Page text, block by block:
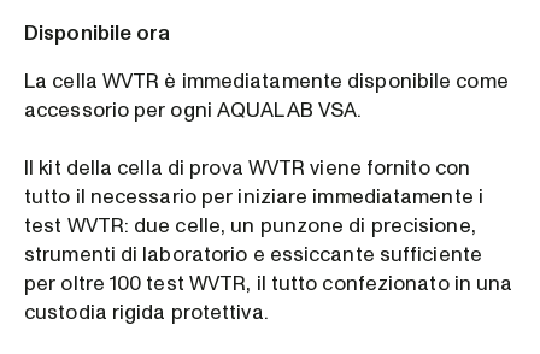
Disponibile ora
La cella WVTR è immediatamente disponibile come
accessorio per ogni AQUALAB VSA.
Il kit della cella di prova WVTR viene fornito con
tutto il necessario per iniziare immediatamente i
test WVTR: due celle, un punzone di precisione,
strumenti di laboratorio e essiccante sufficiente
per oltre 100 test WVTR, il tutto confezionato in una
custodia rigida protettiva.